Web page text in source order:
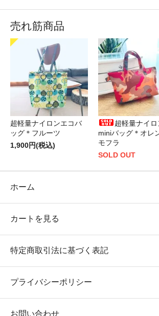
売れ筋商品
超軽量ナイロンエコバ
ッグ＊フルーツ
1,900円(税込)
超軽量ナイロ
miniバッグ＊オレ
モフラ
SOLD OUT
ホーム
カートを見る
特定商取引法に基づく表記
プライバシーポリシー
お問い合わせ